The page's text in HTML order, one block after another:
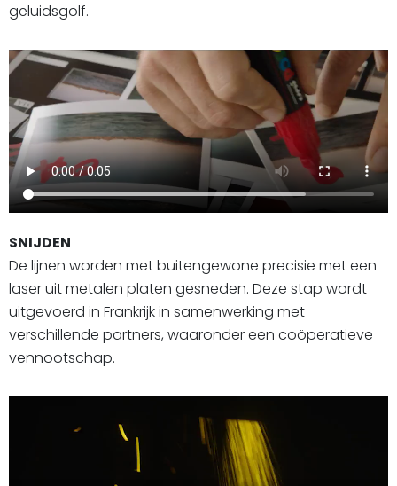
geluidsgolf.
SNIJDEN
De lijnen worden met buitengewone precisie met een
laser uit metalen platen gesneden. Deze stap wordt
uitgevoerd in Frankrijk in samenwerking met
verschillende partners, waaronder een coöperatieve
vennootschap.